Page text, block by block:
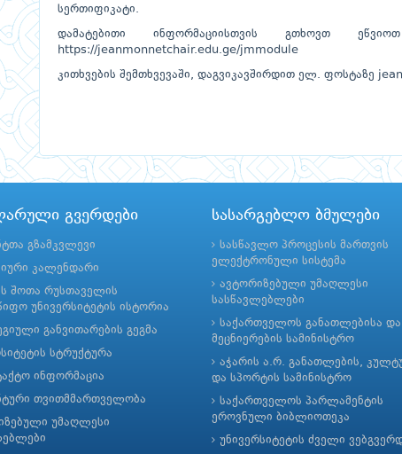
სერთიფიკატი.
დამატებითი ინფორმაციისთვის გთხოვთ
https://jeanmonnetchair.edu.ge/jmmodule
კითხვების შემთხვევაში, დაგვიკავშირდით ელ. ფოსტაზე
გვერდები
გზამკვლევი
კალენდარი
შოთა რუსთაველის
უნივერსიტეტის ისტორია
განვითარების გეგმა
სტრუქტურა
ინფორმაცია
თვითმმართველობა
უმაღლესი
სასარგებლო ბმულები
სასწავლო პროცესის მართვის
ელექტრონული სისტემა
ავტორიზებული უმაღლესი
სასწავლებლები
საქართველოს განათლებისა და
მეცნიერების სამინისტრო
აჭარის ა.რ. განათლების,
და სპორტის სამინისტრო
საქართველოს პარლამენტის
ეროვნული ბიბლიოთეკა
უნივერსიტეტის ძველი